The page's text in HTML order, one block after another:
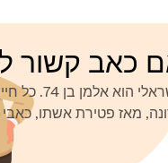
כאב קשור
מר ישראלי
מאז פטירת אשתו,